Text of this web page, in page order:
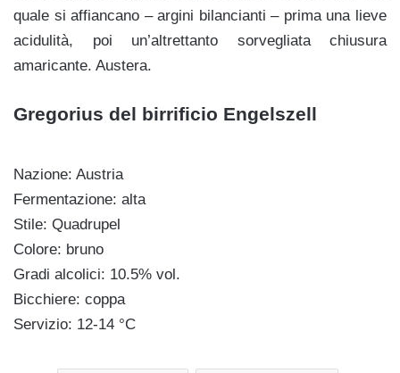
quale si affiancano – argini bilancianti – prima una lieve
acidulità, poi un’altrettanto sorvegliata chiusura
amaricante. Austera.
Gregorius del birrificio Engelszell
Nazione: Austria
Fermentazione: alta
Stile: Quadrupel
Colore: bruno
Gradi alcolici: 10.5% vol.
Bicchiere: coppa
Servizio: 12-14 °C